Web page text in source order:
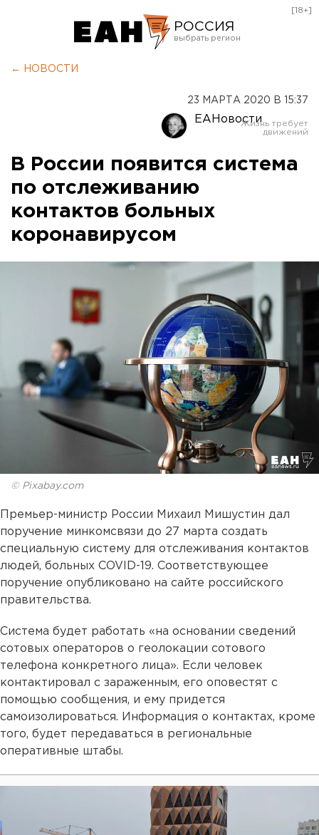
РОССИЯ
Оренбург
[18+]
← НОВОСТИ
23 МАРТА 2020 В 15:37
ЕАНовости
В России появится система
по отслеживанию
контактов больных
коронавирусом
© Pixabay.com
Премьер-министр России Михаил Мишустин дал
поручение минкомсвязи до 27 марта создать
специальную систему для отслеживания контактов
людей, больных COVID-19. Соответствующее
поручение опубликовано на сайте российского
правительства.
Система будет работать «на основании сведений
сотовых операторов о геолокации сотового
телефона конкретного лица». Если человек
контактировал с зараженным, его оповестят с
помощью сообщения, и ему придется
самоизолироваться. Информация о контактах, кроме
того, будет передаваться в региональные
оперативные штабы.